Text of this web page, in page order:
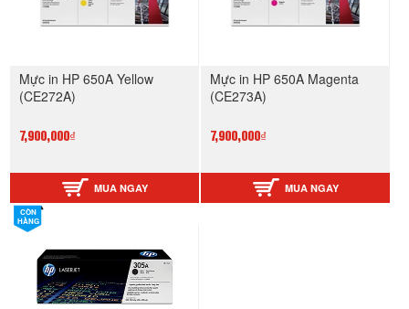
Mực in HP 650A Yellow
(CE272A)
7,900,000₫
MUA NGAY
Mực in HP 650A Magenta
(CE273A)
7,900,000₫
MUA NGAY
CÒN
HÀNG